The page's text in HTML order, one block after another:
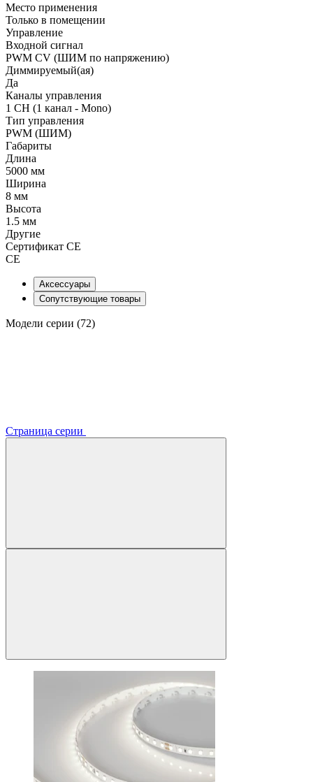
Место применения
Только в помещении
Управление
Входной сигнал
PWM СV (ШИМ по напряжению)
Диммируемый(ая)
Да
Каналы управления
1 CH (1 канал - Mono)
Тип управления
PWM (ШИМ)
Габариты
Длина
5000 мм
Ширина
8 мм
Высота
1.5 мм
Другие
Сертификат CE
CE
Аксессуары
Сопутствующие товары
Модели серии (72)
Страница серии